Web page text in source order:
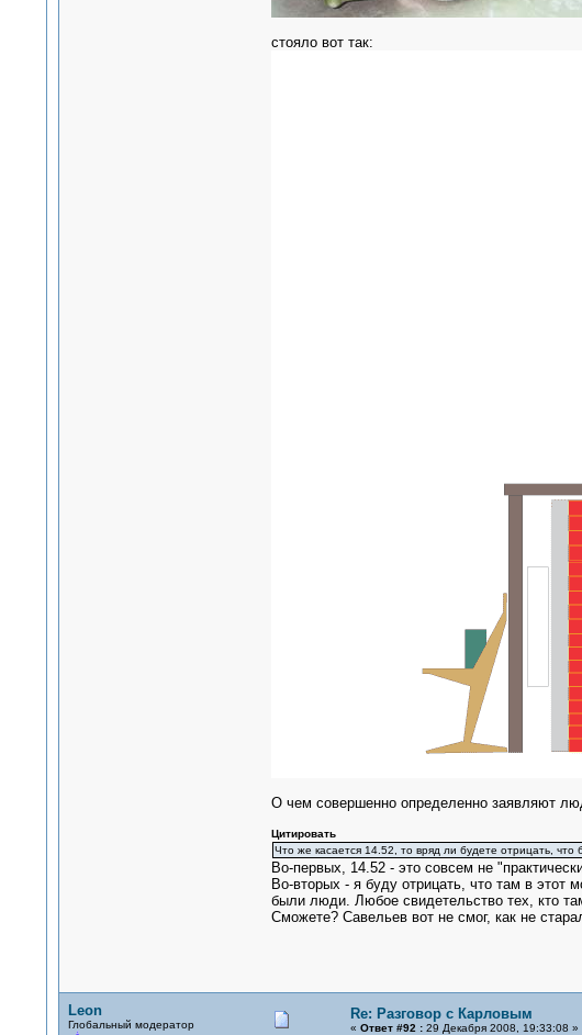
стояло вот так:
О чем совершенно определенно заявляют
Цитировать
Что же касается 14.52, то вряд ли будете отрицать, что
Во-первых, 14.52 - это совсем не
Во-вторых - я буду отрицать, что там в этот
были люди. Любое свидетельство тех, кто
Сможете? Савельев вот не смог, как не
Leon
Глобальный модератор
Re: Разговор с Карловым
« Ответ #92 :29 Декабря 2008, 19:33:08 »